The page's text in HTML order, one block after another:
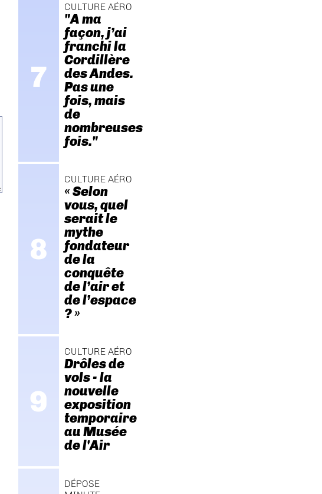
CULTURE AÉRO
"A ma
façon, j’ai
franchi la
Cordillère
des Andes.
Pas une
fois, mais
de
nombreuses
fois."
CULTURE AÉRO
« Selon
vous, quel
serait le
mythe
fondateur
de la
conquête
de l’air et
de l’espace
? »
CULTURE AÉRO
Drôles de
vols - la
nouvelle
exposition
temporaire
au Musée
de l'Air
DÉPOSE